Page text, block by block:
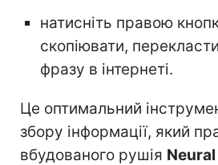
натисніть правою
скопіювати,
фразу в інтернеті.
Це оптимальний
збору інформації, який
вбудованого рушія